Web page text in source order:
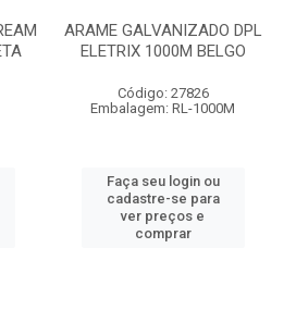
ARAME GALVANIZADO DPL
ELETRIX 1000M BELGO
Código: 27826
Embalagem: RL-1000M
Faça seu login ou
cadastre-se para
ver preços e
comprar